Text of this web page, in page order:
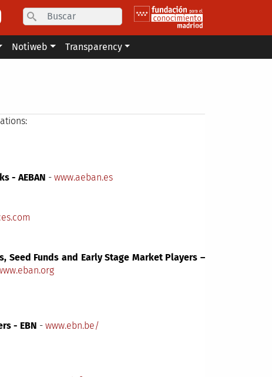
Search
Notiweb Transparency
- AEBAN - www.aeban.es
Seed Funds and Early Stage Market Players –
- EBN - www.ebn.be/